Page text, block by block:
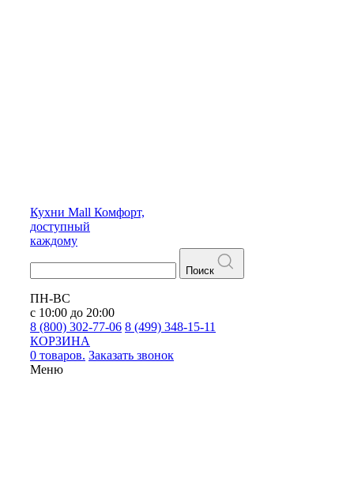
Кухни Mall Комфорт,
доступный
каждому
Поиск
ПН-ВС
с 10:00 до 20:00
8 (800) 302-77-06 8 (499) 348-15-11
КОРЗИНА
0 товаров. Заказать звонок
Меню